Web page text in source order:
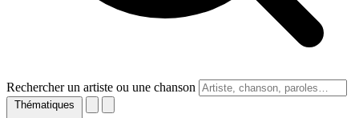
Rechercher un artiste ou une chanson
Thématiques